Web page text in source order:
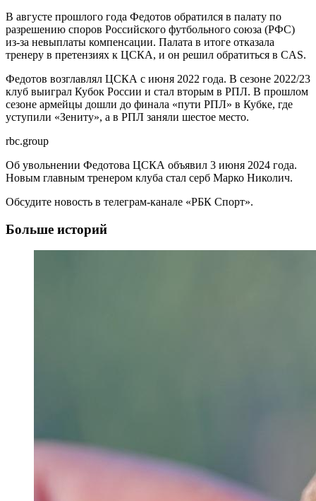
В августе прошлого года Федотов обратился в палату по
разрешению споров Российского футбольного союза (РФС)
из-за невыплаты компенсации. Палата в итоге отказала
тренеру в претензиях к ЦСКА, и он решил обратиться в CAS.
Федотов возглавлял ЦСКА с июня 2022 года. В сезоне 2022/23
клуб выиграл Кубок России и стал вторым в РПЛ. В прошлом
сезоне армейцы дошли до финала «пути РПЛ» в Кубке, где
уступили «Зениту», а в РПЛ заняли шестое место.
rbc.group
Об увольнении Федотова ЦСКА объявил 3 июня 2024 года.
Новым главным тренером клуба стал серб Марко Николич.
Обсудите новость в телеграм-канале «РБК Спорт».
Больше историй